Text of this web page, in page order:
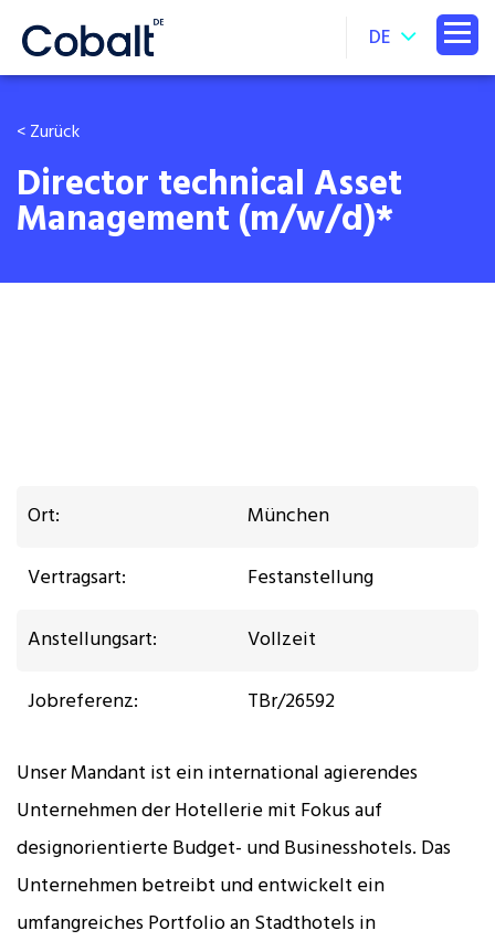
DE
< Zurück
Director technical Asset
Management (m/w/d)*
Ort:
München
Vertragsart:
Festanstellung
Anstellungsart:
Vollzeit
Jobreferenz:
TBr/26592
Unser Mandant ist ein international agierendes
Unternehmen der Hotellerie mit Fokus auf
designorientierte Budget- und Businesshotels. Das
Unternehmen betreibt und entwickelt ein
umfangreiches Portfolio an Stadthotels in